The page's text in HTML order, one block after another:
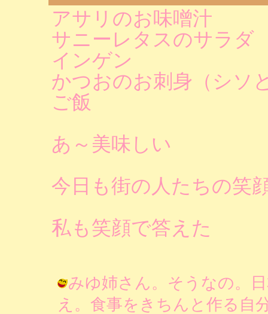
アサリのお味噌汁
サニーレタスのサラダ
インゲン
かつおのお刺身（シソ
ご飯
あ～美味しい
今日も街の人たちの笑
私も笑顔で答えた
みゆ姉さん。そうなの。
え。食事をきちんと作る自